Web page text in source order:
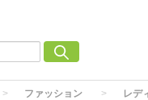
ファッション レデ